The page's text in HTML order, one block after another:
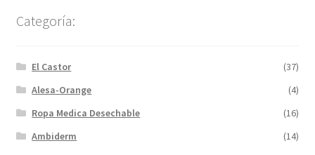
Categoría:
El Castor
(37)
Alesa-Orange
(4)
Ropa Medica Desechable
(16)
Ambiderm
(14)